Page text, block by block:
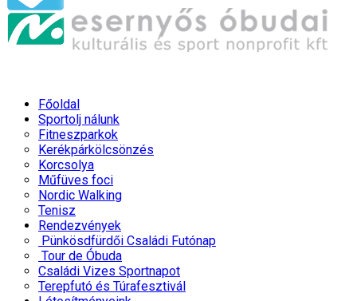
Főoldal
Sportolj nálunk
Fitneszparkok
Kerékpárkölcsönzés
Korcsolya
Műfüves foci
Nordic Walking
Tenisz
Rendezvények
Pünkösdfürdői Családi Futónap
Tour de Óbuda
Családi Vizes Sportnapot
Terepfutó és Túrafesztivál